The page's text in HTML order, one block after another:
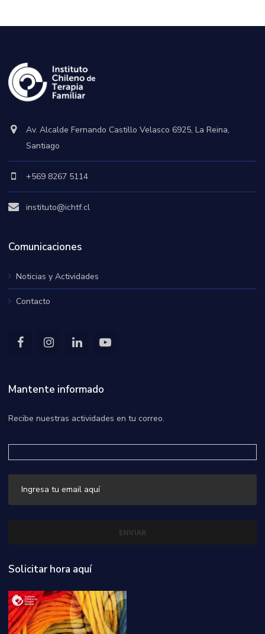
Av. Alcalde Fernando Castillo Velasco 6925, La Reina,
Santiago
+569 8267 5114
instituto@ichtf.cl
Comunicaciones
Noticias y Actividades
Contacto
Mantente informado
Recibe nuestras actividades en tu correo.
Solicitar hora aquí